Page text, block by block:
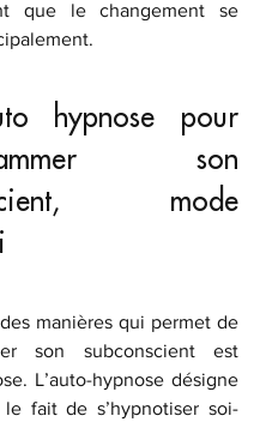
que le changement se
hypnose pour
son
mode
son subconscient est
L’auto-hypnose désigne
le fait de s’hypnotiser soi-